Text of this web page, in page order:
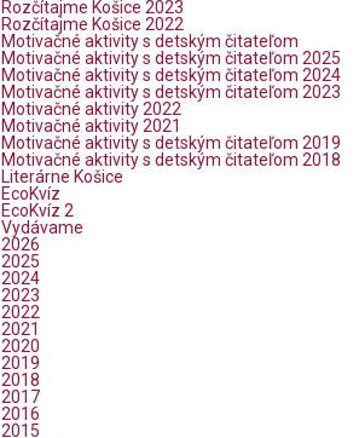
Rozčítajme Košice 2023
Rozčítajme Košice 2022
Motivačné aktivity s detským čitateľom
Motivačné aktivity s detským čitateľom 2025
Motivačné aktivity s detským čitateľom 2024
Motivačné aktivity s detským čitateľom 2023
Motivačné aktivity 2022
Motivačné aktivity 2021
Motivačné aktivity s detským čitateľom 2019
Motivačné aktivity s detským čitateľom 2018
Literárne Košice
EcoKvíz
EcoKvíz 2
Vydávame
2026
2025
2024
2023
2022
2021
2020
2019
2018
2017
2016
2015